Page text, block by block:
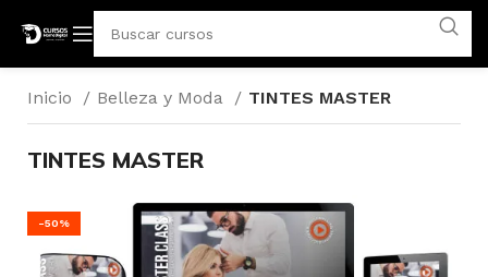
Inicio Belleza y Moda TINTES MASTER
TINTES MASTER
-50%